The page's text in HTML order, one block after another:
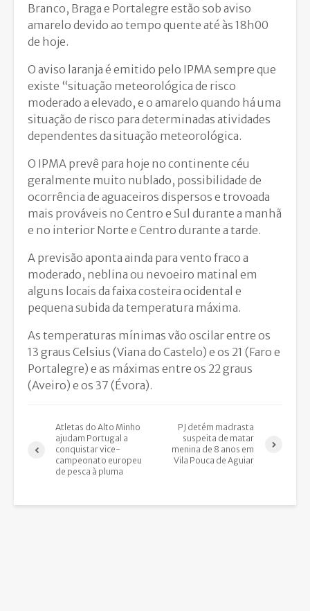
Branco, Braga e Portalegre estão sob aviso
amarelo devido ao tempo quente até às 18h00
de hoje.
O aviso laranja é emitido pelo IPMA sempre que
existe “situação meteorológica de risco
moderado a elevado, e o amarelo quando há uma
situação de risco para determinadas atividades
dependentes da situação meteorológica.
O IPMA prevê para hoje no continente céu
geralmente muito nublado, possibilidade de
ocorrência de aguaceiros dispersos e trovoada
mais prováveis no Centro e Sul durante a manhã
e no interior Norte e Centro durante a tarde.
A previsão aponta ainda para vento fraco a
moderado, neblina ou nevoeiro matinal em
alguns locais da faixa costeira ocidental e
pequena subida da temperatura máxima.
As temperaturas mínimas vão oscilar entre os
13 graus Celsius (Viana do Castelo) e os 21 (Faro e
Portalegre) e as máximas entre os 22 graus
(Aveiro) e os 37 (Évora).
Atletas do Alto Minho
ajudam Portugal a
conquistar vice-
campeonato europeu
de pesca à pluma
PJ detém madrasta
suspeita de matar
menina de 8 anos em
Vila Pouca de Aguiar